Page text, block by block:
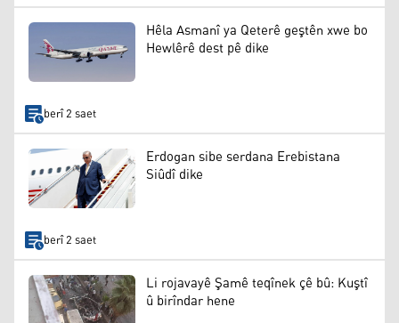
Hêla Asmanî ya Qeterê geştên xwe bo
Hewlêrê dest pê dike
berî 2 saet
Erdogan sibe serdana Erebistana
Siûdî dike
berî 2 saet
Li rojavayê Şamê teqînek çê bû: Kuştî
û birîndar hene